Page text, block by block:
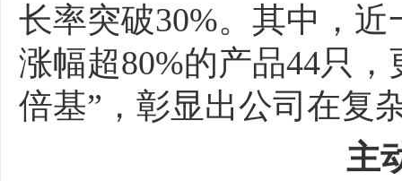
长率突破30%。其中，
涨幅超80%的产品44只，
倍基”，彰显出公司在复
主